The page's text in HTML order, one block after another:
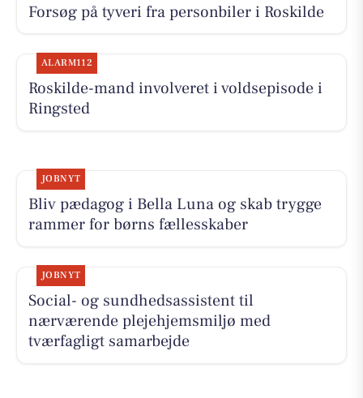
Forsøg på tyveri fra personbiler i Roskilde
ALARM112
Roskilde-mand involveret i voldsepisode i
Ringsted
JOBNYT
Bliv pædagog i Bella Luna og skab trygge
rammer for børns fællesskaber
JOBNYT
Social- og sundhedsassistent til
nærværende plejehjemsmiljø med
tværfagligt samarbejde